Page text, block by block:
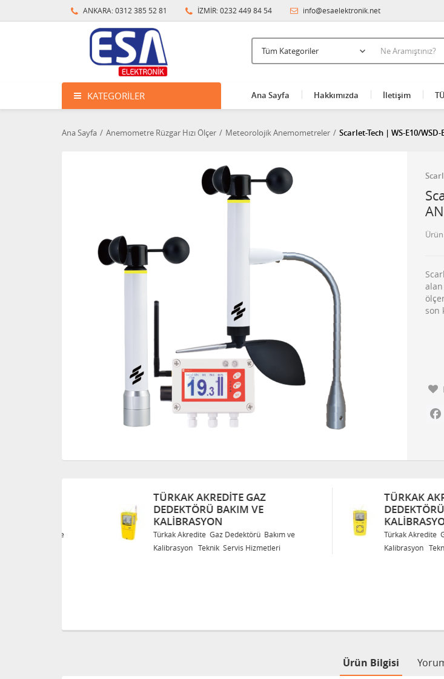
ANKARA: 0312 385 52 81 İZMİR: 0232 449 84 54 info@esaelektronik.net
KATEGORILER Ana Sayfa Hakkımızda İletişim
Ana Sayfa Anemometre Rüzgar Hızı Ölçer Meteorolojik Anemometreler Scarlet-Tech | WS-E10/WSD-
alan
son
TÜRKAK AKREDITE GAZ
DEDEKTÖRÜ BAKIM VE
KALIBRASYON
Türkak Akredite Gaz Dedektörü Bakım ve
Kalibrasyon Teknik Servis Hizmetleri
TÜRKAK AKREDITE
DEDEKTÖRÜ BAKIM
KALIBRASYON
Türkak Akredite Gaz
Kalibrasyon Teknik Servis
Ürün Bilgisi